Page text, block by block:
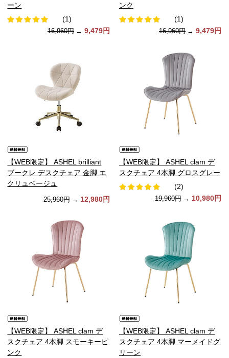
ーン
(1)
16,960円 → 9,479円
ンク
(1)
16,960円 → 9,479円
【WEB限定】 ASHEL brilliant
ブークレ デスクチェア 金脚 エ
クリュベージュ
25,960円 → 12,980円
【WEB限定】 ASHEL clam デ
スクチェア 4本脚 グロスグレー
(2)
19,960円 → 10,980円
【WEB限定】 ASHEL clam デ
スクチェア 4本脚 スモーキーピ
ンク
【WEB限定】 ASHEL clam デ
スクチェア 4本脚 マーメイドグ
リーン